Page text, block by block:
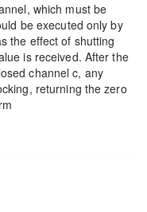
which must be
be executed only by
the effect of shutting
is received. After the
channel c, any
returning the zero